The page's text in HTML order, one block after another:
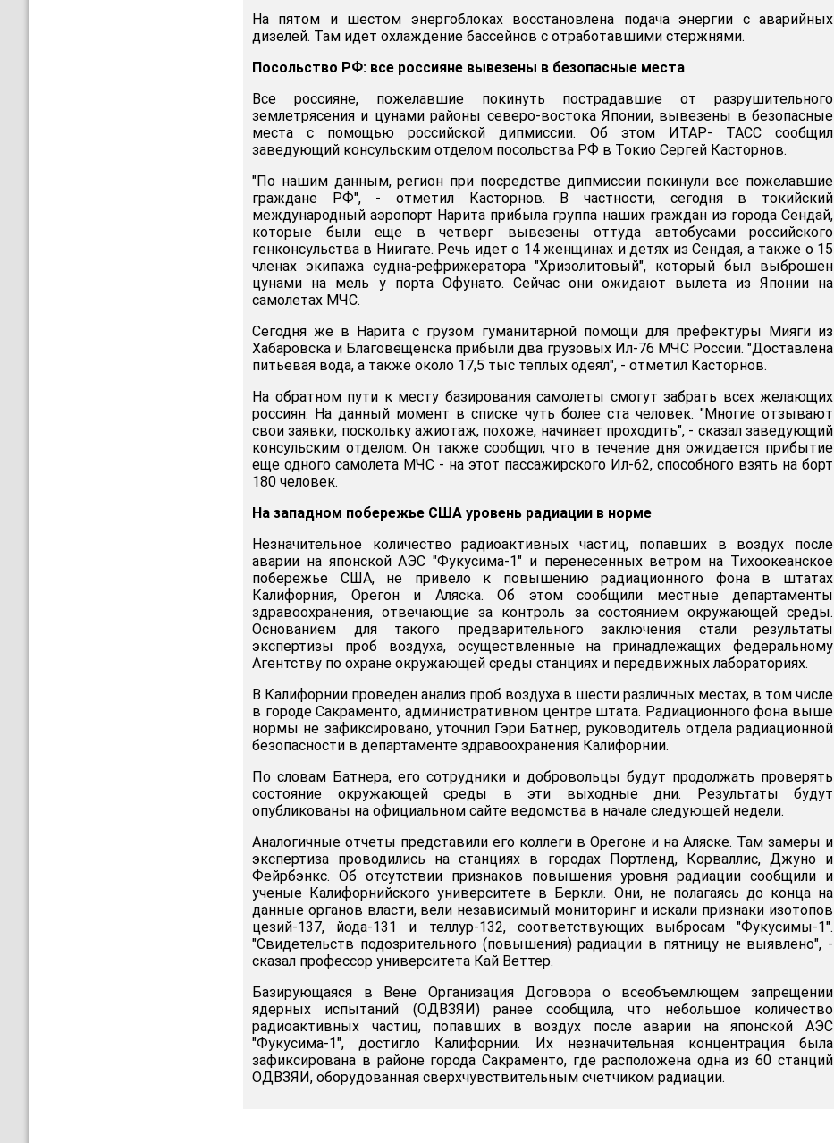
На пятом и шестом энергоблоках восстановлена подача энергии с аварийных
дизелей. Там идет охлаждение бассейнов с отработавшими стержнями.
Посольство РФ: все россияне вывезены в безопасные места
Все россияне, пожелавшие покинуть пострадавшие от разрушительного
землетрясения и цунами районы северо-востока Японии, вывезены в безопасные
места с помощью российской дипмиссии. Об этом ИТАР- ТАСС сообщил
заведующий консульским отделом посольства РФ в Токио Сергей Касторнов.
"По нашим данным, регион при посредстве дипмиссии покинули все пожелавшие
граждане РФ", - отметил Касторнов. В частности, сегодня в токийский
международный аэропорт Нарита прибыла группа наших граждан из города Сендай,
которые были еще в четверг вывезены оттуда автобусами российского
генконсульства в Ниигате. Речь идет о 14 женщинах и детях из Сендая, а также о 15
членах экипажа судна-рефрижератора "Хризолитовый", который был выброшен
цунами на мель у порта Офунато. Сейчас они ожидают вылета из Японии на
самолетах МЧС.
Сегодня же в Нарита с грузом гуманитарной помощи для префектуры Мияги из
Хабаровска и Благовещенска прибыли два грузовых Ил-76 МЧС России. "Доставлена
питьевая вода, а также около 17,5 тыс теплых одеял", - отметил Касторнов.
На обратном пути к месту базирования самолеты смогут забрать всех желающих
россиян. На данный момент в списке чуть более ста человек. "Многие отзывают
свои заявки, поскольку ажиотаж, похоже, начинает проходить", - сказал заведующий
консульским отделом. Он также сообщил, что в течение дня ожидается прибытие
еще одного самолета МЧС - на этот пассажирского Ил-62, способного взять на борт
180 человек.
На западном побережье США уровень радиации в норме
Незначительное количество радиоактивных частиц, попавших в воздух после
аварии на японской АЭС "Фукусима-1" и перенесенных ветром на Тихоокеанское
побережье США, не привело к повышению радиационного фона в штатах
Калифорния, Орегон и Аляска. Об этом сообщили местные департаменты
здравоохранения, отвечающие за контроль за состоянием окружающей среды.
Основанием для такого предварительного заключения стали результаты
экспертизы проб воздуха, осуществленные на принадлежащих федеральному
Агентству по охране окружающей среды станциях и передвижных лабораториях.
В Калифорнии проведен анализ проб воздуха в шести различных местах, в том числе
в городе Сакраменто, административном центре штата. Радиационного фона выше
нормы не зафиксировано, уточнил Гэри Батнер, руководитель отдела радиационной
безопасности в департаменте здравоохранения Калифорнии.
По словам Батнера, его сотрудники и добровольцы будут продолжать проверять
состояние окружающей среды в эти выходные дни. Результаты будут
опубликованы на официальном сайте ведомства в начале следующей недели.
Аналогичные отчеты представили его коллеги в Орегоне и на Аляске. Там замеры и
экспертиза проводились на станциях в городах Портленд, Корваллис, Джуно и
Фейрбэнкс. Об отсутствии признаков повышения уровня радиации сообщили и
ученые Калифорнийского университете в Беркли. Они, не полагаясь до конца на
данные органов власти, вели независимый мониторинг и искали признаки изотопов
цезий-137, йода-131 и теллур-132, соответствующих выбросам "Фукусимы-1".
"Свидетельств подозрительного (повышения) радиации в пятницу не выявлено", -
сказал профессор университета Кай Веттер.
Базирующаяся в Вене Организация Договора о всеобъемлющем запрещении
ядерных испытаний (ОДВЗЯИ) ранее сообщила, что небольшое количество
радиоактивных частиц, попавших в воздух после аварии на японской АЭС
"Фукусима-1", достигло Калифорнии. Их незначительная концентрация была
зафиксирована в районе города Сакраменто, где расположена одна из 60 станций
ОДВЗЯИ, оборудованная сверхчувствительным счетчиком радиации.